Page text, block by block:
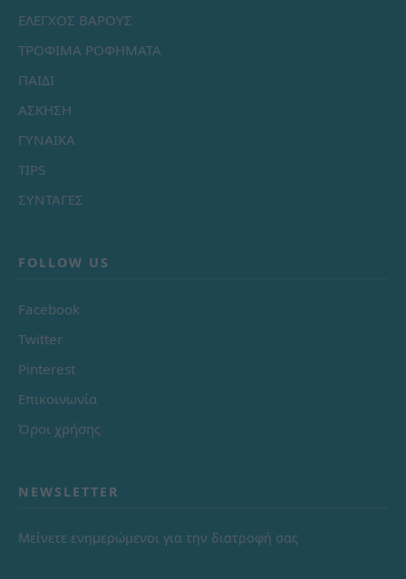
ΕΛΕΓΧΟΣ ΒΑΡΟΥΣ
ΤΡΟΦΙΜΑ ΡΟΦΗΜΑΤΑ
ΠΑΙΔΙ
ΑΣΚΗΣΗ
ΓΥΝΑΙΚΑ
TIPS
ΣΥΝΤΑΓΕΣ
FOLLOW US
Facebook
Twitter
Pinterest
Επικοινωνία
Όροι χρήσης
NEWSLETTER
Μείνετε ενημερώμενοι για την διατροφή σας